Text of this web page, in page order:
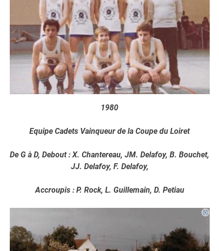
1980
Equipe Cadets Vainqueur de la Coupe du Loiret
De G à D, Debout : X. Chantereau, JM. Delafoy, B. Bouchet,
JJ. Delafoy, F. Delafoy,
Accroupis : P. Rock, L. Guillemain, D. Petiau